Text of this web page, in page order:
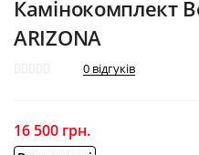
Камінокомплект
ARIZONA
0 відгуків
16 500 грн.